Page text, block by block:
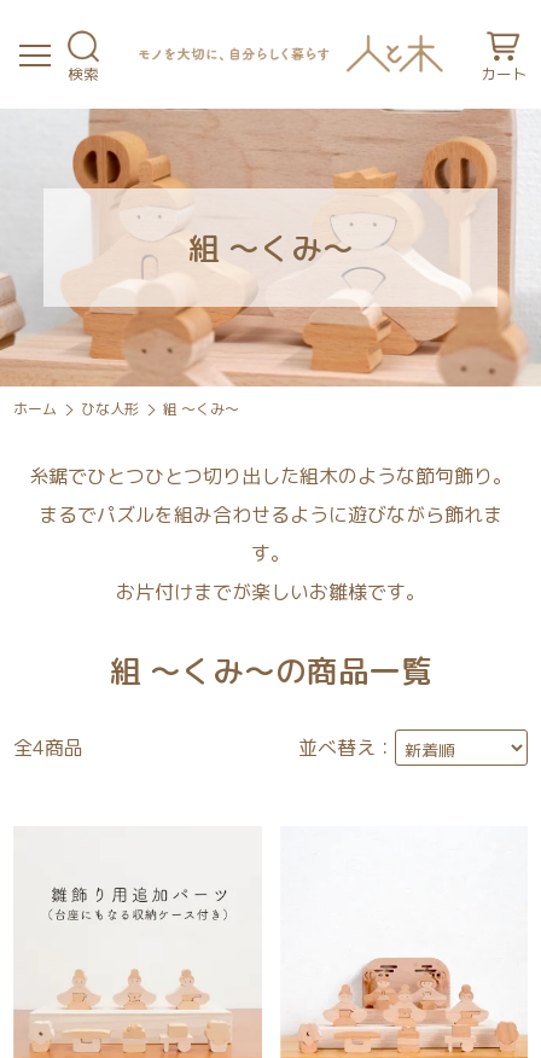
検索 カート
組 ～くみ～
ホーム ひな人形 組 ～くみ～
糸鋸でひとつひとつ切り出した組木のような節句飾り。
まるでパズルを組み合わせるように遊びながら飾れま
す。
お片付けまでが楽しいお雛様です。
組 ～くみ～の商品一覧
全4商品 並べ替え：